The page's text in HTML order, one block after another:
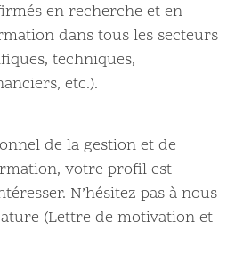
en recherche et en
dans tous les secteurs
techniques,
etc.).
de la gestion et de
votre profil est
N’hésitez pas à nous
(Lettre de motivation et